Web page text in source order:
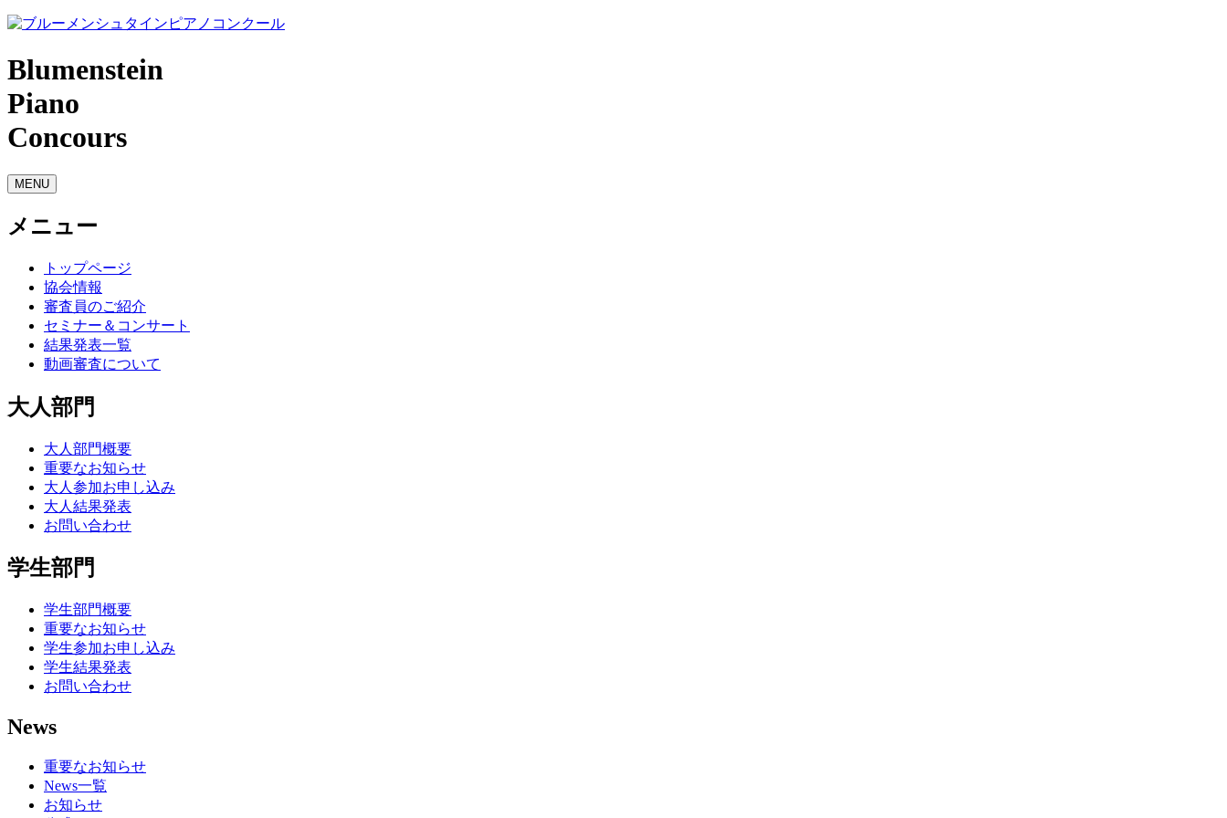
Blumenstein
Piano
Concours
MENU
メニュー
トップページ
協会情報
審査員のご紹介
セミナー＆コンサート
結果発表一覧
動画審査について
大人部門
大人部門概要
重要なお知らせ
大人参加お申し込み
大人結果発表
お問い合わせ
学生部門
学生部門概要
重要なお知らせ
学生参加お申し込み
学生結果発表
お問い合わせ
News
重要なお知らせ
News一覧
お知らせ